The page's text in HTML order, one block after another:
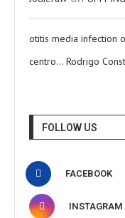
otitis media infection
centro… Rodrigo
FOLLOW US
FACEBOOK
INSTAGRAM